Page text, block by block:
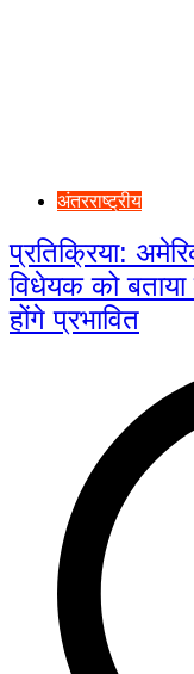
अंतरराष्ट्रीय
प्रतिक्रिया:
विधेयक को
होंगे प्रभावित